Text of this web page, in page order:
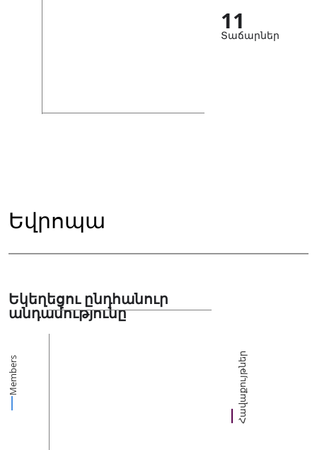
11
Տաճարներ
Եվրոպա
Եկեղեցու ընդհանուր
անդամությունը
Members Հավաքույթներ